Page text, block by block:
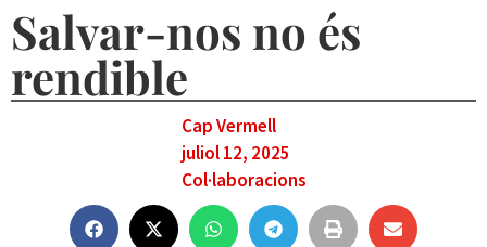
Salvar-nos no és
rendible
Cap Vermell
juliol 12, 2025
Col·laboracions